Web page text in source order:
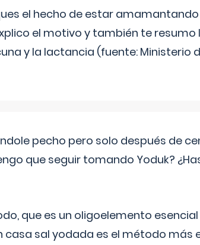
el hecho de estar
el motivo y también te resumo
y la lactancia (fuente: Ministerio
pecho pero solo después de
que seguir tomando Yoduk?
que es un oligoelemento
casa sal yodada es el método más